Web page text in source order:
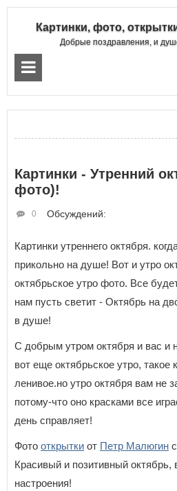
Картинки, фото,
Добрые поздравления, и
Картинки - Утренний
фото)!
Обсуждений:
0
Картинки утреннего октября.
прикольно на душе! Вот и утро
октябрьское утро фото. Все
нам пусть светит - Октябрь на
в душе!
С добрым утром октября и вас и
вот еще октябрьское утро, такое
ленивое.но утро октября вам не
потому-что оно красками все
день справляет!
Фото открытки от Петр Малюгин
Красивый и позитивный октябрь,
настроения!